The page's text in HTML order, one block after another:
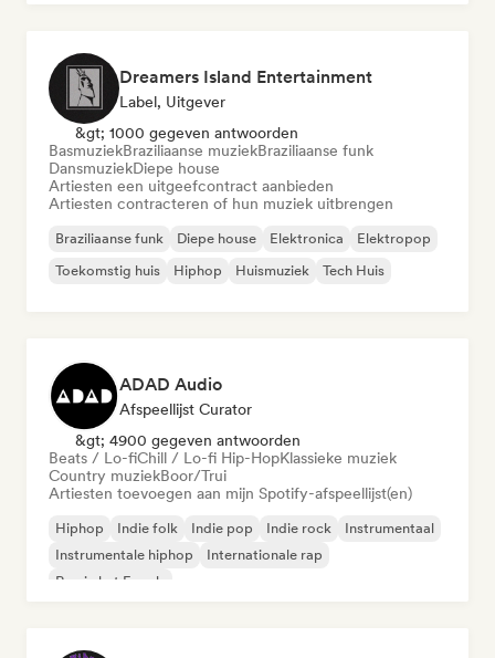
Dreamers Island Entertainment
Label, Uitgever
&gt; 1000 gegeven antwoorden
BasmuziekBraziliaanse muziekBraziliaanse funk
DansmuziekDiepe house
Artiesten een uitgeefcontract aanbieden
Artiesten contracteren of hun muziek uitbrengen
Braziliaanse funk Diepe house Elektronica
Elektropop
Toekomstig huis
Hiphop Huismuziek Tech Huis
ADAD Audio
Afspeellijst Curator
&gt; 4900 gegeven antwoorden
Beats / Lo-fiChill / Lo-fi Hip-HopKlassieke muziek
Country muziekBoor/Trui
Artiesten toevoegen aan mijn Spotify-afspeellijst(en)
Hiphop Indie folk Indie pop Indie rock
Instrumentaal
Instrumentale hiphop
Internationale rap
Rap in het Engels